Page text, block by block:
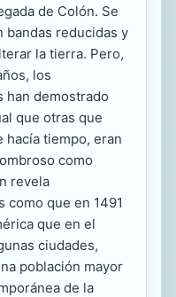
de Colón. Se
bandas reducidas y
la tierra. Pero,
los
han demostrado
que otras que
hacía tiempo, eran
como
revela
como que en 1491
que en el
ciudades,
población mayor
de la